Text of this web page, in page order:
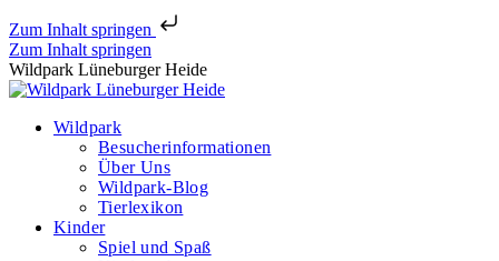
Zum Inhalt springen
Zum Inhalt springen
Wildpark Lüneburger Heide
Wildpark
Besucherinformationen
Über Uns
Wildpark-Blog
Tierlexikon
Kinder
Spiel und Spaß